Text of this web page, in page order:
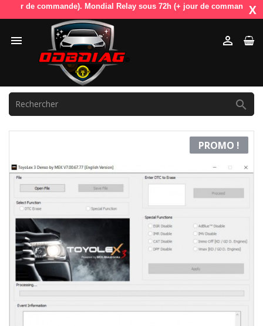
de commande). Mondial Relay sous 72h (+ jour de commande). X
 

PROMO !